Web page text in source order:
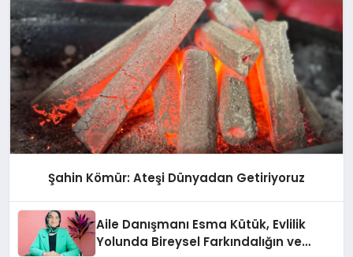
Şahin Kömür: Ateşi Dünyadan Getiriyoruz
Aile Danışmanı Esma Kütük, Evlilik
Yolunda Bireysel Farkındalığın ve